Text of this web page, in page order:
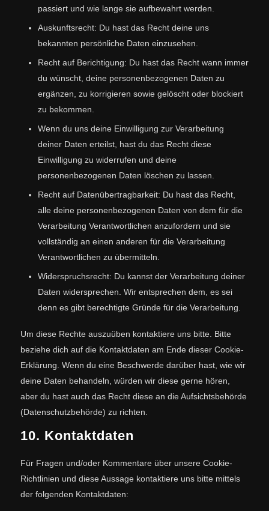
passiert und wie lange sie aufbewahrt werden.
Auskunftsrecht: Du hast das Recht deine uns
bekannten persönliche Daten einzusehen.
Recht auf Berichtigung: Du hast das Recht wann immer
du wünscht, deine personenbezogenen Daten zu
ergänzen, zu korrigieren sowie gelöscht oder blockiert
zu bekommen.
Wenn du uns deine Einwilligung zur Verarbeitung
deiner Daten erteilst, hast du das Recht diese
Einwilligung zu widerrufen und deine
personenbezogenen Daten löschen zu lassen.
Recht auf Datenübertragbarkeit: Du hast das Recht,
alle deine personenbezogenen Daten von dem für die
Verarbeitung Verantwortlichen anzufordern und sie
vollständig an einen anderen für die Verarbeitung
Verantwortlichen zu übermitteln.
Widerspruchsrecht: Du kannst der Verarbeitung deiner
Daten widersprechen. Wir entsprechen dem, es sei
denn es gibt berechtigte Gründe für die Verarbeitung.
Um diese Rechte auszuüben kontaktiere uns bitte. Bitte
beziehe dich auf die Kontaktdaten am Ende dieser Cookie-
Erklärung. Wenn du eine Beschwerde darüber hast, wie wir
deine Daten behandeln, würden wir diese gerne hören,
aber du hast auch das Recht diese an die Aufsichtsbehörde
(Datenschutzbehörde) zu richten.
10. Kontaktdaten
Für Fragen und/oder Kommentare über unsere Cookie-
Richtlinien und diese Aussage kontaktiere uns bitte mittels
der folgenden Kontaktdaten: